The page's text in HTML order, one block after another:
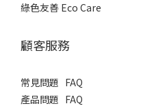
綠色友善 Eco Care
顧客服務
常見問題 FAQ
產品問題 FAQ